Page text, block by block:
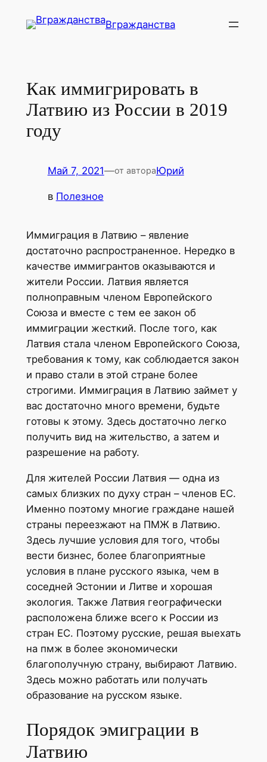
Вгражданства
Как иммигрировать в
Латвию из России в 2019
году
Май 7, 2021—от автораЮрий
в Полезное
Иммиграция в Латвию – явление
достаточно распространенное. Нередко в
качестве иммигрантов оказываются и
жители России. Латвия является
полноправным членом Европейского
Союза и вместе с тем ее закон об
иммиграции жесткий. После того, как
Латвия стала членом Европейского Союза,
требования к тому, как соблюдается закон
и право стали в этой стране более
строгими. Иммиграция в Латвию займет у
вас достаточно много времени, будьте
готовы к этому. Здесь достаточно легко
получить вид на жительство, а затем и
разрешение на работу.
Для жителей России Латвия — одна из
самых близких по духу стран – членов ЕС.
Именно поэтому многие граждане нашей
страны переезжают на ПМЖ в Латвию.
Здесь лучшие условия для того, чтобы
вести бизнес, более благоприятные
условия в плане русского языка, чем в
соседней Эстонии и Литве и хорошая
экология. Также Латвия географически
расположена ближе всего к России из
стран ЕС. Поэтому русские, решая выехать
на пмж в более экономически
благополучную страну, выбирают Латвию.
Здесь можно работать или получать
образование на русском языке.
Порядок эмиграции в
Латвию